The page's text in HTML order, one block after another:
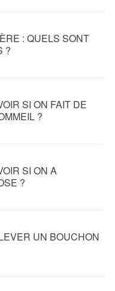
: QUELS SONT
?
SI ON FAIT DE
?
SI ON A
?
UN BOUCHON